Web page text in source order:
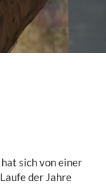
sich von einer
der Jahre